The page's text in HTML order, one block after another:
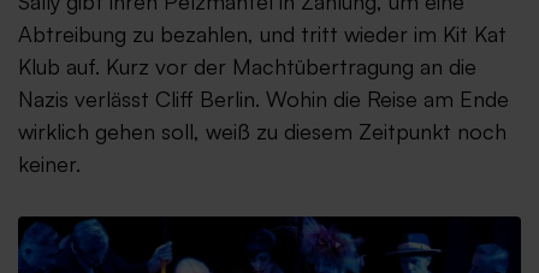
Abtreibung zu bezahlen, und tritt wieder im Kit Kat
Klub auf. Kurz vor der Machtübertragung an die
Nazis verlässt Cliff Berlin. Wohin die Reise am Ende
wirklich gehen soll, weiß zu diesem Zeitpunkt noch
keiner.